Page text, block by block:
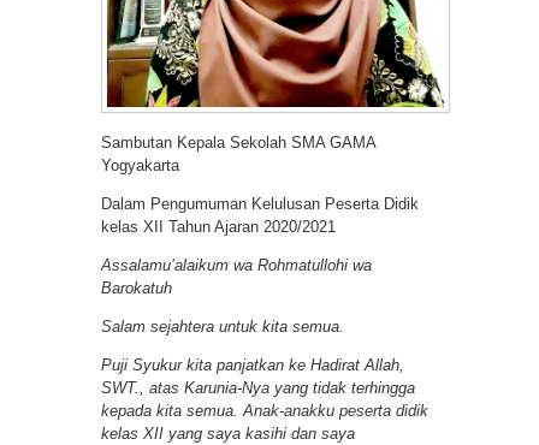
Sambutan Kepala Sekolah SMA GAMA
Yogyakarta
Dalam Pengumuman Kelulusan Peserta Didik
kelas XII Tahun Ajaran 2020/2021
Assalamu’alaikum wa Rohmatullohi wa
Barokatuh
Salam sejahtera untuk kita semua.
Puji Syukur kita panjatkan ke Hadirat Allah,
SWT., atas Karunia-Nya yang tidak terhingga
kepada kita semua. Anak-anakku peserta didik
kelas XII yang saya kasihi dan saya